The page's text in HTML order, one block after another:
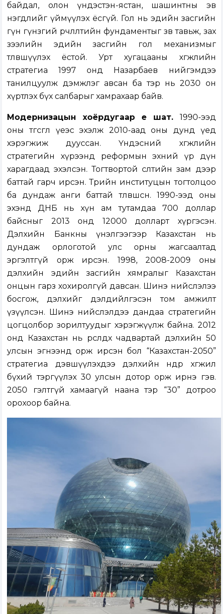
байдал, олон үндэстэн-ястан, шашинтны эв
нэгдлийг үймүүлэх ёсгүй. Гол нь эдийн засгийн
гүн гүнзгий өөрчлөлтийн фундаментыг зөв тавьж, зах
зээлийн эдийн засгийн гол механизмыг
төлөвшүүлэх ёстой. Урт хугацааны хөгжлийн
стратегиа 1997 онд Назарбаев нийгэмдээ
танилцуулж дэмжлэг авсан ба тэр нь 2030 он
хүртлэх бүх салбарыг хамрахаар байв.
Модернизацын хоёрдугаар үе шат. 1990-ээд
оны төгсгөл үеэс эхэлж 2010-аад оны дунд үед
хэрэгжиж дууссан. Үндэсний хөгжлийн
стратегийн хүрээнд реформын эхний үр дүн
харагдаад эхэлсэн. Тогтвортой өсөлтийн зам дээр
баттай гарч ирсэн. Төрийн институцын тогтолцоо
ба дундаж анги баттай төлөвшсөн. 1990-ээд оны
эхэнд ДНБ нь хүн ам тутамдаа 700 доллар
байсныг 2013 онд 12000 долларт хүргэсэн.
Дэлхийн Банкны үнэлгээгээр Казахстан нь
дундаж орлоготой улс орны жагсаалтад
эргэлтгүй орж ирсэн. 1998, 2008-2009 оны
дэлхийн эдийн засгийн хямралыг Казахстан
онцын гарз хохиролгүй давсан. Шинэ нийслэлээ
босгож, дэлхийг дэлдийлгэсэн том амжилт
үзүүлсэн. Шинэ нийслэлдээ дандаа стратегийн
цогцолбор зорилтуудыг хэрэгжүүлж байна. 2012
онд Казахстан нь өрсөлдөх чадвартай дэлхийн 50
улсын эгнээнд орж ирсэн бол “Казахстан-2050”
стратегиа дэвшүүлэхдээ дэлхийн өндөр хөгжил
бүхий тэргүүлэх 30 улсын дотор орж ирнэ гэв.
2050 гэлтгүй хамаагүй наана тэр “30” дотроо
орохоор байна.